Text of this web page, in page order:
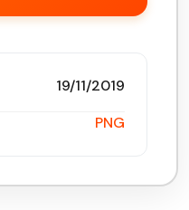
19/11/2019
PNG